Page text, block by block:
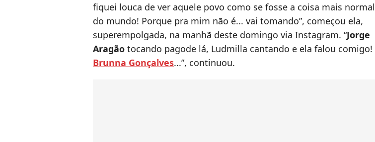
fiquei louca de ver aquele povo como se fosse a coisa mais normal
do mundo! Porque pra mim não é... vai tomando”, começou ela,
superempolgada, na manhã deste domingo via Instagram. “Jorge
Aragão tocando pagode lá, Ludmilla cantando e ela falou comigo!
Brunna Gonçalves...”, continuou.